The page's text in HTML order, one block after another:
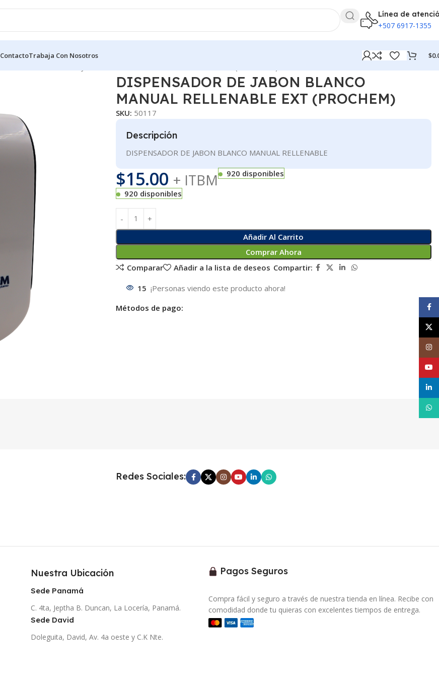
Línea de
+507 6917-1355
ContactoTrabaja Con Nosotros $
DISPENSADOR DE JABON BLANCO
MANUAL RELLENABLE EXT (PROCHEM)
SKU: 50117
Descripción
DISPENSADOR DE JABON BLANCO MANUAL RELLENABLE
$15.00 + ITBM
920 disponibles
920 disponibles
Añadir Al Carrito
Comprar Ahora
Comparar
Añadir a la lista de deseos Compartir:
15 ¡Personas viendo este producto ahora!
Métodos de pago:
Redes Sociales:
Nuestra Ubicación
Sede Panamá
C. 4ta, Jeptha B. Duncan, La Locería, Panamá.
Sede David
Doleguita, David, Av. 4a oeste y C.K Nte.
Pagos Seguros
Compra fácil y seguro a través de nuestra tienda en línea. Recibe con
comodidad donde tu quieras con excelentes tiempos de entrega.